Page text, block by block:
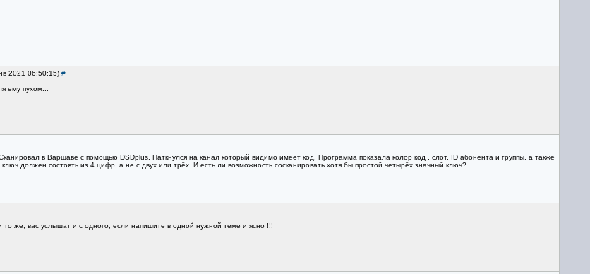
2021 06:50:15) #
ему пухом...
в Варшаве с помощью DSDplus. Наткнулся на канал который видимо имеет код. Программа показала колор код , слот, ID абонента и группы, а также
должен состоять из 4 цифр, а не с двух или трёх. И есть ли возможность сосканировать хотя бы простой четырёх значный ключ?
то же, вас услышат и с одного, если напишите в одной нужной теме и ясно !!!